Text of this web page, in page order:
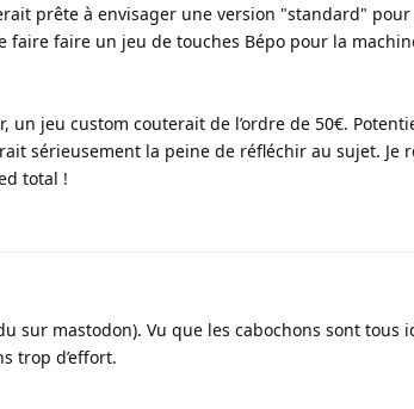
prête à envisager une version "standard" pour
faire un jeu de touches Bépo pour la
un jeu custom couterait de l’ordre de 50€.
sérieusement la peine de réfléchir au sujet. Je
total !
sur mastodon). Vu que les cabochons sont
trop d’effort.